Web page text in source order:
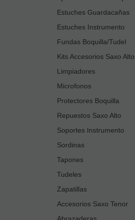
Estuches Guardacañas
Estuches Instrumento
Fundas Boquilla/Tudel
Kits Accesorios Saxo Alto
Limpiadores
Microfonos
Protectores Boquilla
Repuestos Saxo Alto
Soportes Instrumento
Sordinas
Tapones
Tudeles
Zapatillas
Accesorios Saxo Tenor